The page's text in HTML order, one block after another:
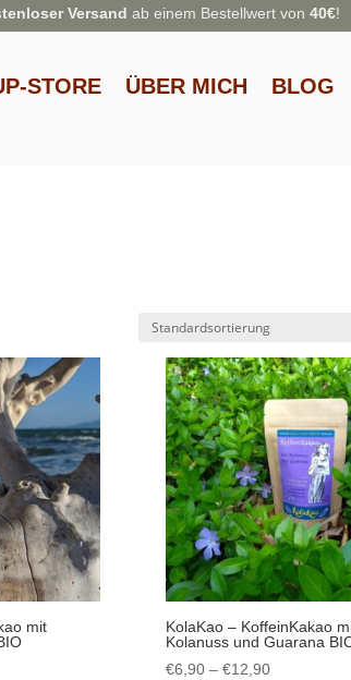
Versand ab einem Bestellwert von 40€!
STORE ÜBER MICH BLOG
mit
KolaKao – KoffeinKakao
Kolanuss und Guarana
€6,90 – €12,90Preisspanne: